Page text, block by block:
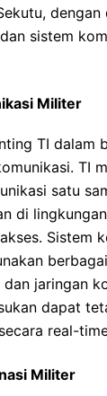
dengan
sistem
Militer
TI dalam
TI
satu
di
Sistem
jaringan
dapat
real-
Militer